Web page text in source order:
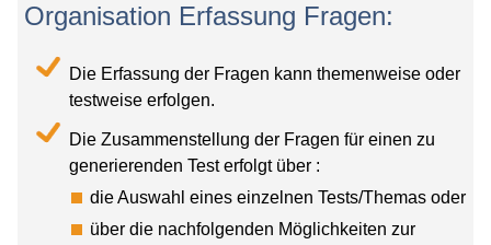
Organisation Erfassung Fragen:
Die Erfassung der Fragen kann themenweise oder
testweise erfolgen.
Die Zusammenstellung der Fragen für einen zu
generierenden Test erfolgt über :
die Auswahl eines einzelnen Tests/Themas oder
über die nachfolgenden Möglichkeiten zur